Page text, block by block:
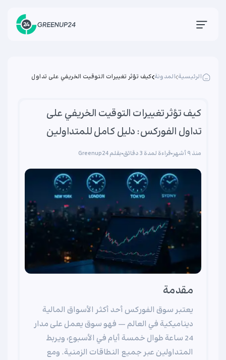
الرئيسية المدونة كيف تؤثر تغييرات التوقيت الخريفي على تداول
كيف تؤثر تغييرات التوقيت الخريفي على
تداول الفوركس: دليل كامل للمتداولين
منذ ۹ أشهر قراءة لمدة 3 دقائق بقلم Greenup24
مقدمة
يعتبر سوق الفوركس أحد أكثر الأسواق المالية
ديناميكية في العالم — فهو سوق يعمل على مدار
24 ساعة طوال خمسة أيام في الأسبوع، ويربط
المتداولين عبر جميع النطاقات الزمنية. ومع